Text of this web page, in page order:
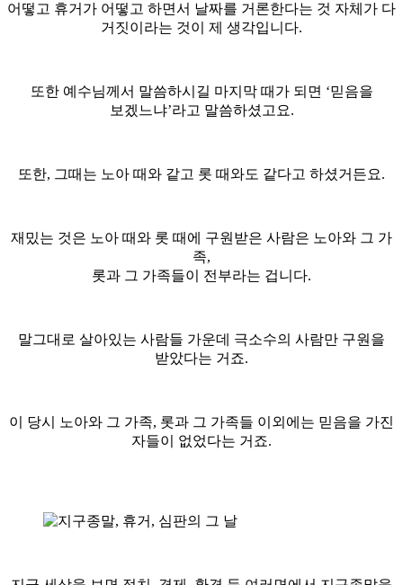
어떻고 휴거가 어떻고 하면서 날짜를 거론한다는 것 자체가 다
거짓이라는 것이 제 생각입니다.
또한 예수님께서 말씀하시길 마지막 때가 되면 ‘믿음을
보겠느냐’라고 말씀하셨고요.
또한, 그때는 노아 때와 같고 롯 때와도 같다고 하셨거든요.
재밌는 것은 노아 때와 롯 때에 구원받은 사람은 노아와 그 가
족,
롯과 그 가족들이 전부라는 겁니다.
말그대로 살아있는 사람들 가운데 극소수의 사람만 구원을
받았다는 거죠.
이 당시 노아와 그 가족, 롯과 그 가족들 이외에는 믿음을 가진
자들이 없었다는 거죠.